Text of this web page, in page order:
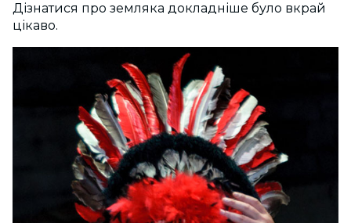
Дізнатися про земляка докладніше було вкрай
цікаво.